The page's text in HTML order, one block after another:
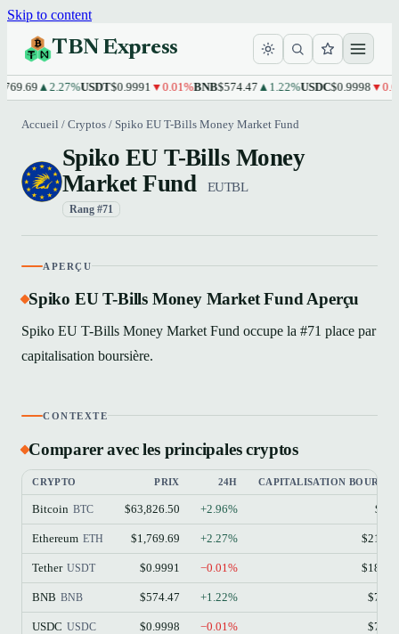
Skip to content
TBN Express
▲2.27%USDT$0.9991▼0.01%BNB$574.47▲1.22%USDC$0.9998
Accueil / Cryptos / Spiko EU T-Bills Money Market Fund
Spiko EU T-Bills Money
Market Fund
EUTBL
Rang #71
APERÇU
Spiko EU T-Bills Money Market Fund Aperçu
Spiko EU T-Bills Money Market Fund occupe la #71 place par
capitalisation boursière.
CONTEXTE
Comparer avec les principales cryptos
CRYPTO PRIX 24H CAPITALISATION
Bitcoin BTC $63,826.50 +2.96%
Ethereum ETH $1,769.69 +2.27%
Tether USDT $0.9991 −0.01%
BNB BNB $574.47 +1.22%
USDC USDC $0.9998 −0.01%